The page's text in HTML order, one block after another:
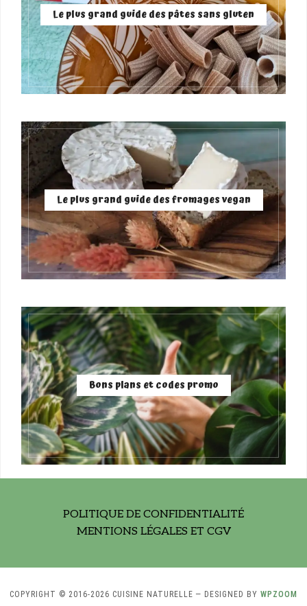
Le plus grand guide des pâtes sans gluten
Le plus grand guide des fromages vegan
Bons plans et codes promo
POLITIQUE DE CONFIDENTIALITÉ
MENTIONS LÉGALES ET CGV
COPYRIGHT © 2016-2026 CUISINE NATURELLE — DESIGNED BY WPZOOM